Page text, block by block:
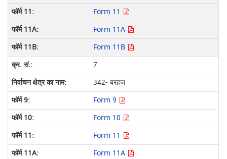
Form 11
Form 11A
Form 11B
7
342- बरहज
Form 9
Form 10
Form 11
Form 11A